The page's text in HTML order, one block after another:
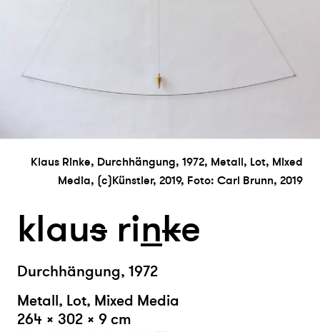
Klaus Rinke, Durchhängung, 1972, Metall, Lot, Mixed
Media, (c)Künstler, 2019, Foto: Carl Brunn, 2019
klaus rinke
Durchhängung, 1972
Metall, Lot, Mixed Media
264 × 302 × 9 cm